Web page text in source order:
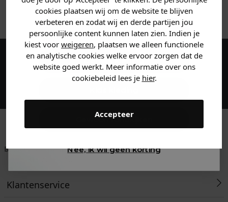
cookies plaatsen wij om de website te blijven
verbeteren en zodat wij en derde partijen jou
persoonlijke content kunnen laten zien. Indien je
kiest voor weigeren, plaatsen we alleen functionele
en analytische cookies welke ervoor zorgen dat de
website goed werkt. Meer informatie over ons
cookiebeleid lees je hier.
Accepteer
ANDERE BESTELDEN OOK
Maak een account aan en ontvang 5%
korting op je eerste bestelling!
Betaal achteraf met
Voor 23:59 besteld
Klanten beoordelen
Klantenservice
Heren kleding
Dames kleding
Gewoon rondkijken
Nee, ik wil geen korting